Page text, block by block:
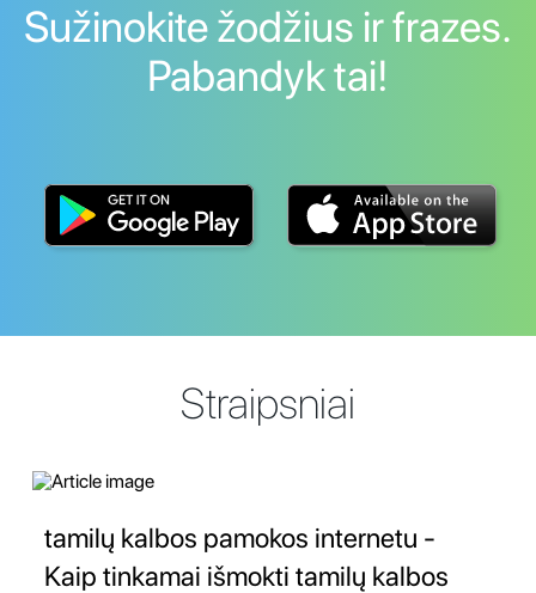
Sužinokite žodžius ir frazes.
Pabandyk tai!
Straipsniai
tamilų kalbos pamokos internetu -
Kaip tinkamai išmokti tamilų kalbos